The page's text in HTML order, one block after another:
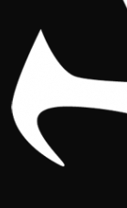
2026
545 fotos